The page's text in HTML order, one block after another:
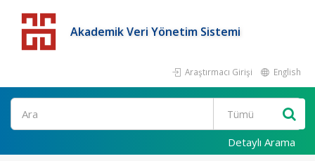
Akademik Veri Yönetim Sistemi
Araştırmacı Girişi English
Detaylı Arama